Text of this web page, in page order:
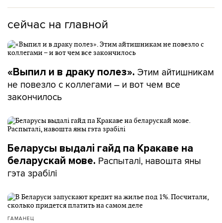
сейчас на главной
«Выпил и в драку полез». Этим айтишникам
не повезло с коллегами – и вот чем все
закончилось
Беларусы выдалі гайд па Кракаве на
беларускай мове. Распыталі, навошта яны
гэта зрабілі
ГАМАНЕЦ